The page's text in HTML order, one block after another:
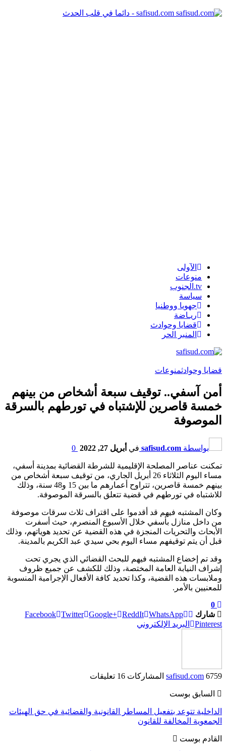
safisud.com - دائما في قلب الحدث
الآولى
منوعات
tv.الجنوب
سياسة
جهويا ووطنيا
ريـاضة
قضايا وحوادث
المنبر الحر
قضايا وحوادثمنوعات
أمن آسفي.. توقيف سبعة أشخاص من بينهم
خمسة قاصرين للإشتباه في تورطهم بالسرقة
الموصوفة
بواسطة safisud.com في أبريل 27, 2022
تمكنت عناصر المصلحة الإقليمية للشرطة القضائية بمدينة أسفي،
مساء اليوم الثلاثاء 26 أبريل الجاري، من توقيف سبعة أشخاص من
بينهم خمسة قاصرين، تتراوح أعمارهم ما بين 15 و48 سنة، وذلك
للاشتباه في تورطهم في قضية تتعلق بالسرقة الموصوفة.
وكان المشتبه فيهم قد أقدموا على اقتراف ثلاث سرقات موصوفة
من داخل منازل بأسفي خلال الأسبوع المنصرم، حيث أسفرت
الأبحاث والتحريات المنجزة في هذه القضية عن تحديد هوياتهم، وذلك
قبل أن يتم توقيفهم مساء اليوم بحي سيدي عبد الكريم بالمدينة.
وقد تم إخضاع المشتبه فيهم للبحث القضائي الذي يجري تحت
إشراف النيابة العامة المختصة، وذلك للكشف عن جميع ظروف
وملابسات هذه القضية، وكذا تحديد كافة الأفعال الإجرامية المنسوبة
للمعنيين بالأمر.
0
شارك
Facebook Twitter Google+ ReddIt WhatsApp
Pinterest
البريد الإلكتروني
safisud.com 6759 المشاركات 16 تعليقات
السابق بوست
الداخلية تتوعد بتفعيل المساطر القانونية والقضائية في حق الهيئات
الجمعوية المخالفة للقانون
القادم بوست